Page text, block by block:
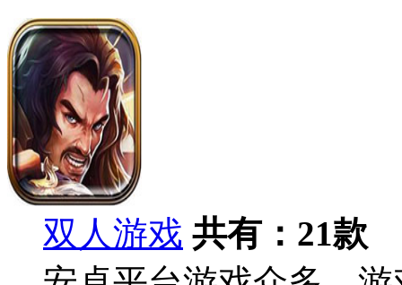
双人游戏 共有： 21款